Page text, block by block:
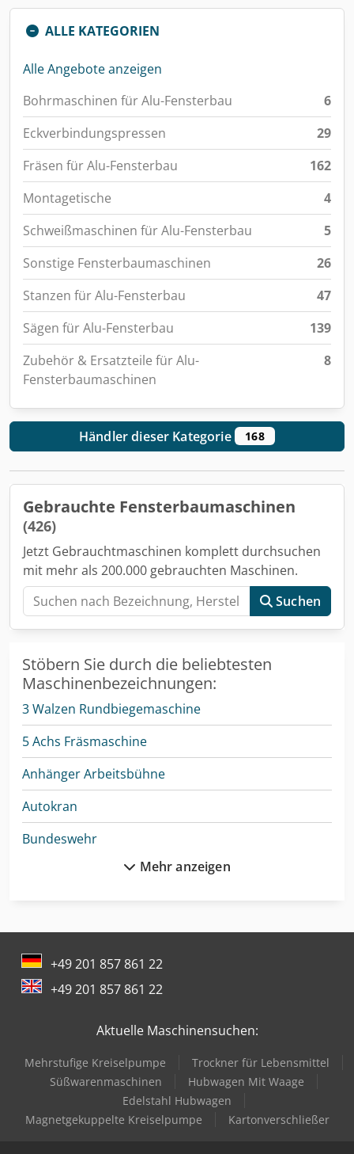
ALLE KATEGORIEN
Alle Angebote anzeigen
Bohrmaschinen für Alu-Fensterbau
6
Eckverbindungspressen
29
Fräsen für Alu-Fensterbau
162
Montagetische
4
Schweißmaschinen für Alu-Fensterbau
5
Sonstige Fensterbaumaschinen
26
Stanzen für Alu-Fensterbau
47
Sägen für Alu-Fensterbau
139
Zubehör & Ersatzteile für Alu-
Fensterbaumaschinen
8
Händler dieser Kategorie 168
Gebrauchte Fensterbaumaschinen
(426)
Jetzt Gebrauchtmaschinen komplett durchsuchen
mit mehr als 200.000 gebrauchten Maschinen.
Suchen
Stöbern Sie durch die beliebtesten
Maschinenbezeichnungen:
3 Walzen Rundbiegemaschine
5 Achs Fräsmaschine
Anhänger Arbeitsbühne
Autokran
Bundeswehr
Cnc-Gravier- Und Fräsmaschine
Enthaarungsmaschine Für Schweine
Feuerwehr
Gabelstapler Elektro
Holz Cnc
Hubwagen Manuell
Mehr anzeigen
+49 201 857 861 22
+49 201 857 861 22
Aktuelle Maschinensuchen:
Mehrstufige Kreiselpumpe
Trockner für Lebensmittel
Süßwarenmaschinen
Hubwagen Mit Waage
Edelstahl Hubwagen
Magnetgekuppelte Kreiselpumpe
Kartonverschließer